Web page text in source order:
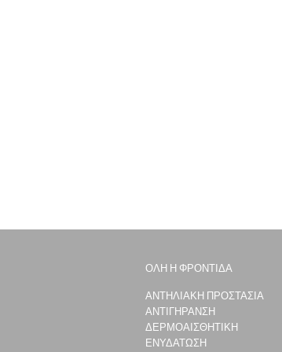
ΌΛΗ Η ΦΡΟΝΤΊΔΑ
ΑΝΤΗΛΙΑΚΗ ΠΡΟΣΤΑΣΙΑ
ΑΝΤΙΓΗΡΑΝΣΗ
ΔΕΡΜΟΑΙΣΘΗΤΙΚΗ
ΕΝΥΔΑΤΩΣΗ